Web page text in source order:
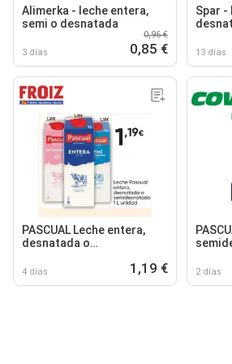
Alimerka - leche entera,
semi o desnatada
3 días
0,96 €
0,85 €
Spar -
13 días
PASCUAL Leche entera,
desnatada o
4 días 1,19 € 2 días